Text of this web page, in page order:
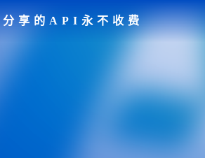
享的API永不收费